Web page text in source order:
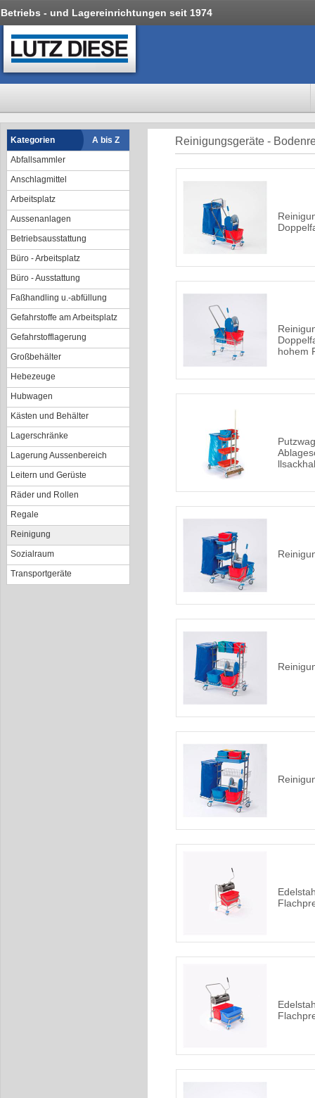
Betriebs - und Lagereinrichtungen seit 1974
Kategorien
A bis Z
Abfallsammler
Anschlagmittel
Arbeitsplatz
Aussenanlagen
Betriebsausstattung
Büro - Arbeitsplatz
Büro - Ausstattung
Faßhandling u.-abfüllung
Gefahrstoffe am Arbeitsplatz
Gefahrstofflagerung
Großbehälter
Hebezeuge
Hubwagen
Kästen und Behälter
Lagerschränke
Lagerung Aussenbereich
Leitern und Gerüste
Räder und Rollen
Regale
Reinigung
Sozialraum
Transportgeräte
Reinigungsgeräte -
hohem